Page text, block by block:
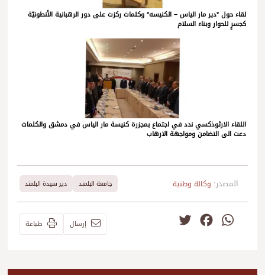
لقاء حول *دير مار الياس – الكنيسه* وكلمات ركزت على دور الرهبانية الأنطونيّة
كجسرٍ للحوار وبناء السلام
اللقاء الارثوذكسي ندد في اجتماع بمجزرة كنيسة مار الياس في دمشق والكلمات
دعت الى التضامن ومواجهة الارهاب
المصدر: وكالة وطنية جامعة البلمند دير سيدة البلمند
WhatsApp
Facebook إرسال طباعة